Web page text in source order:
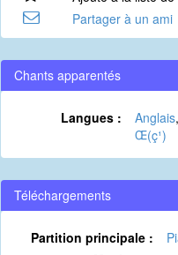
Partager à un ami
Chants apparentés
Langues : Anglais,
Œ(ç¹)
Téléchargements
Partition principale :